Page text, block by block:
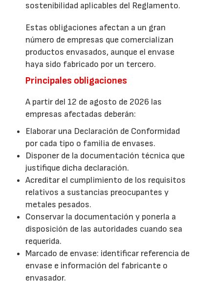
sostenibilidad aplicables del Reglamento.
Estas obligaciones afectan a un gran
número de empresas que comercializan
productos envasados, aunque el envase
haya sido fabricado por un tercero.
Principales obligaciones
A partir del 12 de agosto de 2026 las
empresas afectadas deberán:
Elaborar una Declaración de Conformidad
por cada tipo o familia de envases.
Disponer de la documentación técnica que
justifique dicha declaración.
Acreditar el cumplimiento de los requisitos
relativos a sustancias preocupantes y
metales pesados.
Conservar la documentación y ponerla a
disposición de las autoridades cuando sea
requerida.
Marcado de envase: identificar referencia de
envase e información del fabricante o
envasador.